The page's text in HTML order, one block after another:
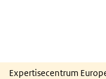
Expertisecentrum